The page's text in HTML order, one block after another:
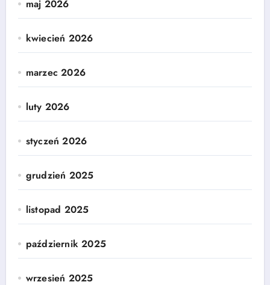
maj 2026
kwiecień 2026
marzec 2026
luty 2026
styczeń 2026
grudzień 2025
listopad 2025
październik 2025
wrzesień 2025